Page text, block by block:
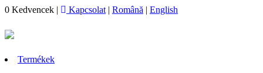
0 Kedvencek | Kapcsolat | Română | English
Termékek